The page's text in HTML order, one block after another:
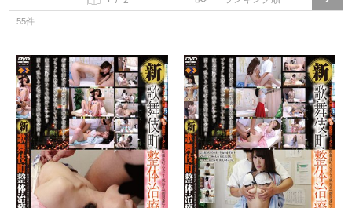
55件
新・歌舞伎町 整体治療院91 新